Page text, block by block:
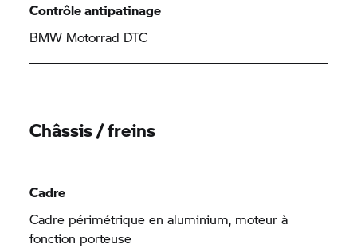
Contrôle antipatinage
BMW Motorrad DTC
Châssis / freins
Cadre
Cadre périmétrique en aluminium, moteur à
fonction porteuse